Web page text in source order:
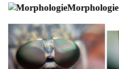
Morphologie